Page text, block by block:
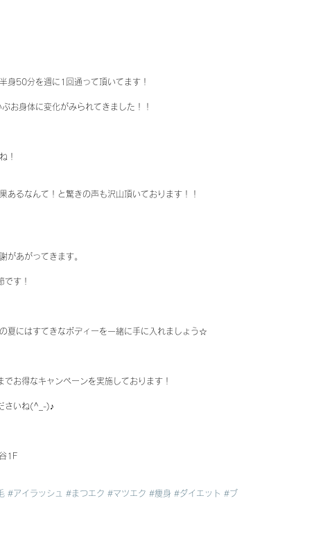
身50分を週に1回通って頂いてます！
お身体に変化がみられてきました！！
！
あるなんて！と驚きの声も沢山頂いております！！
があがってきます。
です！
夏にはすてきなボディーを一緒に手に入れましょう☆
お得なキャンペーンを実施しております！
さいね(^_-)♪
1F
#アイラッシュ #まつエク #マツエク #痩身 #ダイエット #ブ